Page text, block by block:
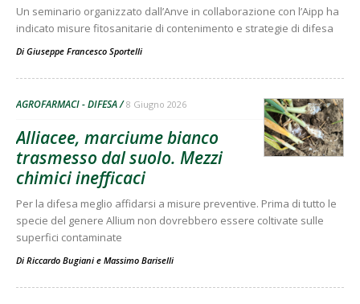
Un seminario organizzato dall’Anve in collaborazione con l’Aipp ha
indicato misure fitosanitarie di contenimento e strategie di difesa
Di Giuseppe Francesco Sportelli
AGROFARMACI - DIFESA 8 Giugno 2026
Alliacee, marciume bianco
trasmesso dal suolo. Mezzi
chimici inefficaci
Per la difesa meglio affidarsi a misure preventive. Prima di tutto le
specie del genere Allium non dovrebbero essere coltivate sulle
superfici contaminate
Di Riccardo Bugiani e Massimo Bariselli